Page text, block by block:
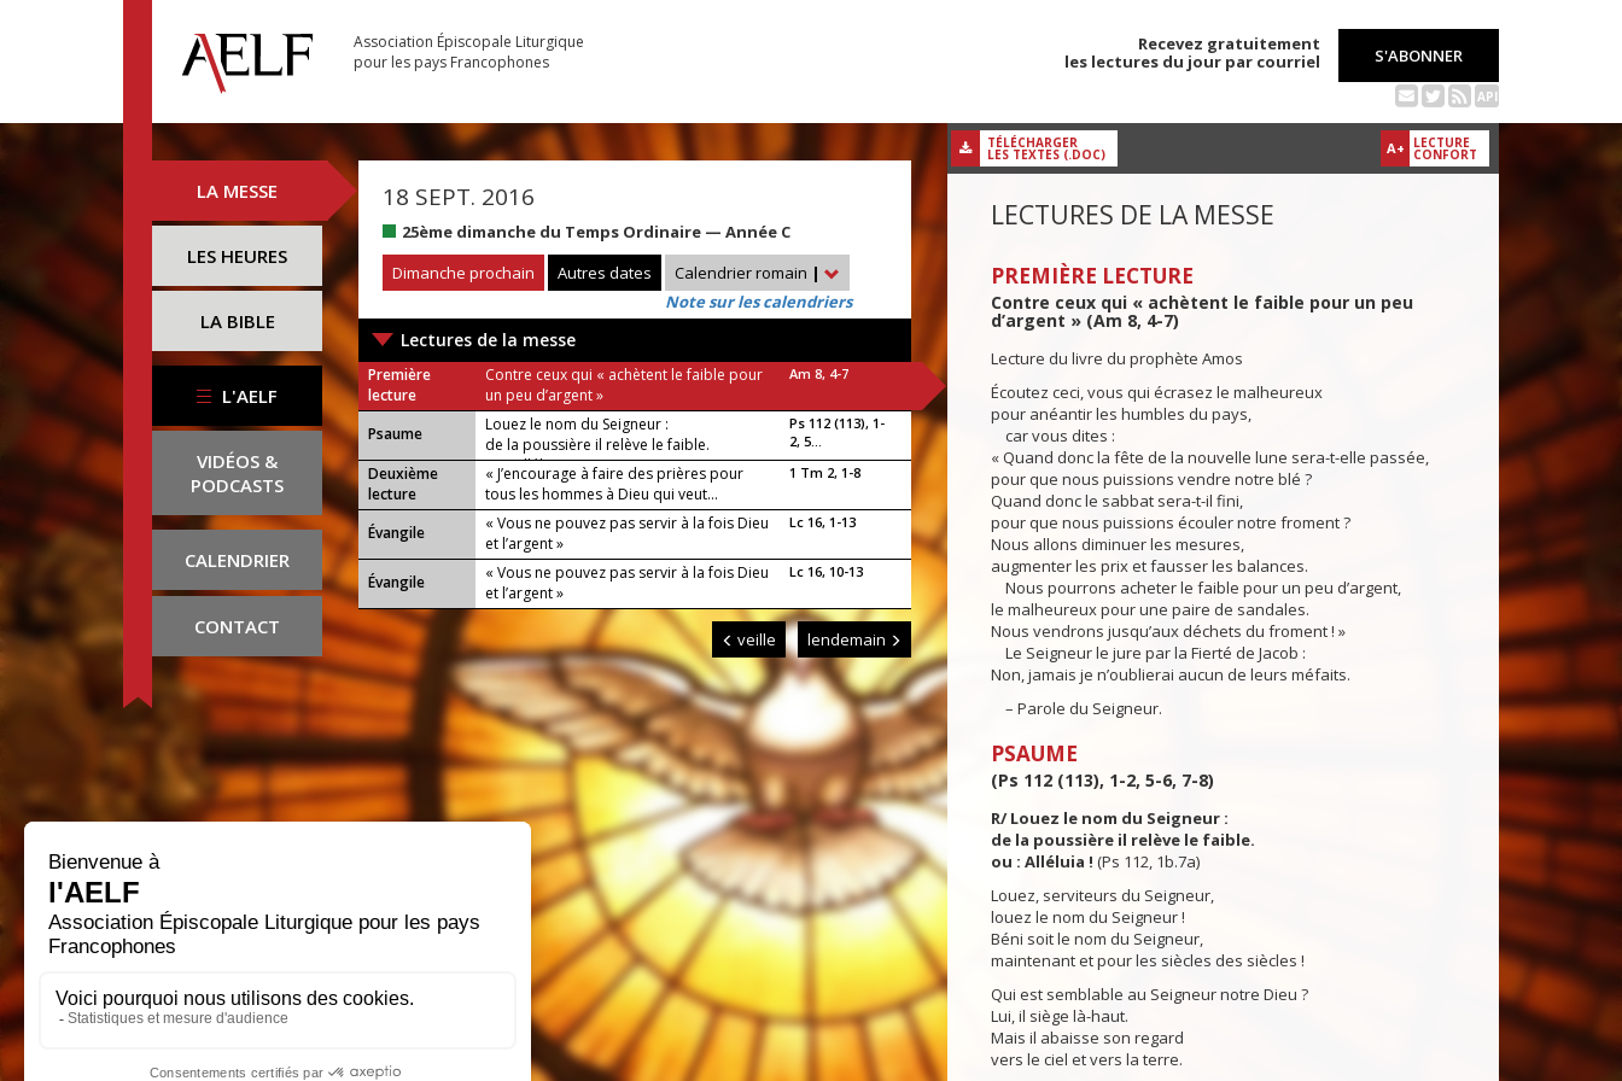
Association Épiscopale Liturgique
pour les pays Francophones
Recevez gratuitement
les lectures du jour par courriel
S'ABONNER
API
LA MESSE
LES HEURES
LA BIBLE
L'AELF
VIDÉOS &
PODCASTS
CALENDRIER
CONTACT
18 SEPT. 2016
25ème dimanche du Temps Ordinaire — Année C
Dimanche prochain
Autres dates Calendrier romain |
Note sur les calendriers
Lectures de la messe
Première
lecture
Contre ceux qui « achètent le faible pour
un peu d’argent »
Am 8, 4-7
Psaume
Louez le nom du Seigneur :
de la poussière il relève le faible.
ou : Alléluia !
Ps 112 (113), 1-
2, 5...
Deuxième
lecture
« J’encourage à faire des prières pour
tous les hommes à Dieu qui veut...
1 Tm 2, 1-8
Évangile
« Vous ne pouvez pas servir à la fois Dieu
et l’argent »
Lc 16, 1-13
Évangile
« Vous ne pouvez pas servir à la fois Dieu
et l’argent »
Lc 16, 10-13
veille lendemain
A+ LECTURE
CONFORT
TÉLÉCHARGER
LES TEXTES (.DOC)
LECTURES DE LA MESSE
PREMIÈRE LECTURE
Contre ceux qui « achètent le faible pour un peu
d’argent » (Am 8, 4-7)
Lecture du livre du prophète Amos
Écoutez ceci, vous qui écrasez le malheureux
pour anéantir les humbles du pays,
car vous dites :
« Quand donc la fête de la nouvelle lune sera-t-elle passée,
pour que nous puissions vendre notre blé ?
Quand donc le sabbat sera-t-il fini,
pour que nous puissions écouler notre froment ?
Nous allons diminuer les mesures,
augmenter les prix et fausser les balances.
Nous pourrons acheter le faible pour un peu d’argent,
le malheureux pour une paire de sandales.
Nous vendrons jusqu’aux déchets du froment ! »
Le Seigneur le jure par la Fierté de Jacob :
Non, jamais je n’oublierai aucun de leurs méfaits.
– Parole du Seigneur.
PSAUME
(Ps 112 (113), 1-2, 5-6, 7-8)
R/ Louez le nom du Seigneur :
de la poussière il relève le faible.
ou : Alléluia ! (Ps 112, 1b.7a)
Louez, serviteurs du Seigneur,
louez le nom du Seigneur !
Béni soit le nom du Seigneur,
maintenant et pour les siècles des siècles !
Qui est semblable au Seigneur notre Dieu ?
Lui, il siège là-haut.
Mais il abaisse son regard
vers le ciel et vers la terre.